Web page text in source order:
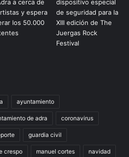
ayuntamiento
de adra coronavirus
guardia civil
crespo manuel cortes navidad